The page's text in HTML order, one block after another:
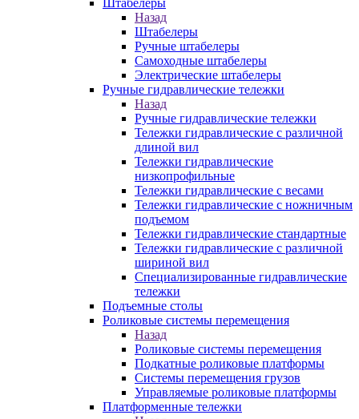
Штабелеры
Назад
Штабелеры
Ручные штабелеры
Самоходные штабелеры
Электрические штабелеры
Ручные гидравлические тележки
Назад
Ручные гидравлические тележки
Тележки гидравлические с различной
длиной вил
Тележки гидравлические
низкопрофильные
Тележки гидравлические с весами
Тележки гидравлические с ножничным
подъемом
Тележки гидравлические стандартные
Тележки гидравлические с различной
шириной вил
Специализированные гидравлические
тележки
Подъемные столы
Роликовые системы перемещения
Назад
Роликовые системы перемещения
Подкатные роликовые платформы
Системы перемещения грузов
Управляемые роликовые платформы
Платформенные тележки